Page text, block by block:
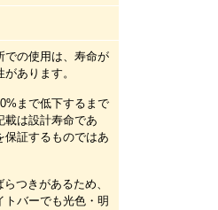
での使用は、寿命が
あります。
まで低下するまで
載は設計寿命であ
保証するものではあ
つきがあるため、
トバーでも光色・明